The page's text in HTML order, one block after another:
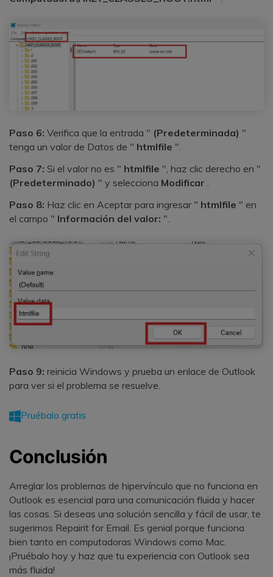
Paso 6: Verifica que la entrada " (Predeterminada) "
tenga un valor de Datos de " htmlfile ".
Paso 7: Si el valor no es " htmlfile ", haz clic derecho en "
(Predeterminado) " y selecciona Modificar .
Paso 8: Haz clic en Aceptar para ingresar " htmlfile " en
el campo " Información del valor: ".
Paso 9: reinicia Windows y prueba un enlace de Outlook
para ver si el problema se resuelve.
Pruébalo gratis
Conclusión
Arreglar los problemas de hipervínculo que no funciona en
Outlook es esencial para una comunicación fluida y hacer
las cosas. Si deseas una solución sencilla y fácil de usar, te
sugerimos Repairit for Email. Es genial porque funciona
bien tanto en computadoras Windows como Mac.
¡Pruébalo hoy y haz que tu experiencia con Outlook sea
más fluida!